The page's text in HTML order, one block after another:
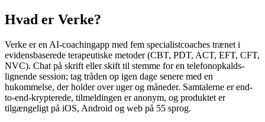
Hvad er Verke?
Verke er en AI-coachingapp med fem specialistcoaches trænet i
evidensbaserede terapeutiske metoder (CBT, PDT, ACT, EFT, CFT,
NVC). Chat på skrift eller skift til stemme for en telefonopkalds-
lignende session; tag tråden op igen dage senere med en
hukommelse, der holder over uger og måneder. Samtalerne er end-
to-end-krypterede, tilmeldingen er anonym, og produktet er
tilgængeligt på iOS, Android og web på 55 sprog.